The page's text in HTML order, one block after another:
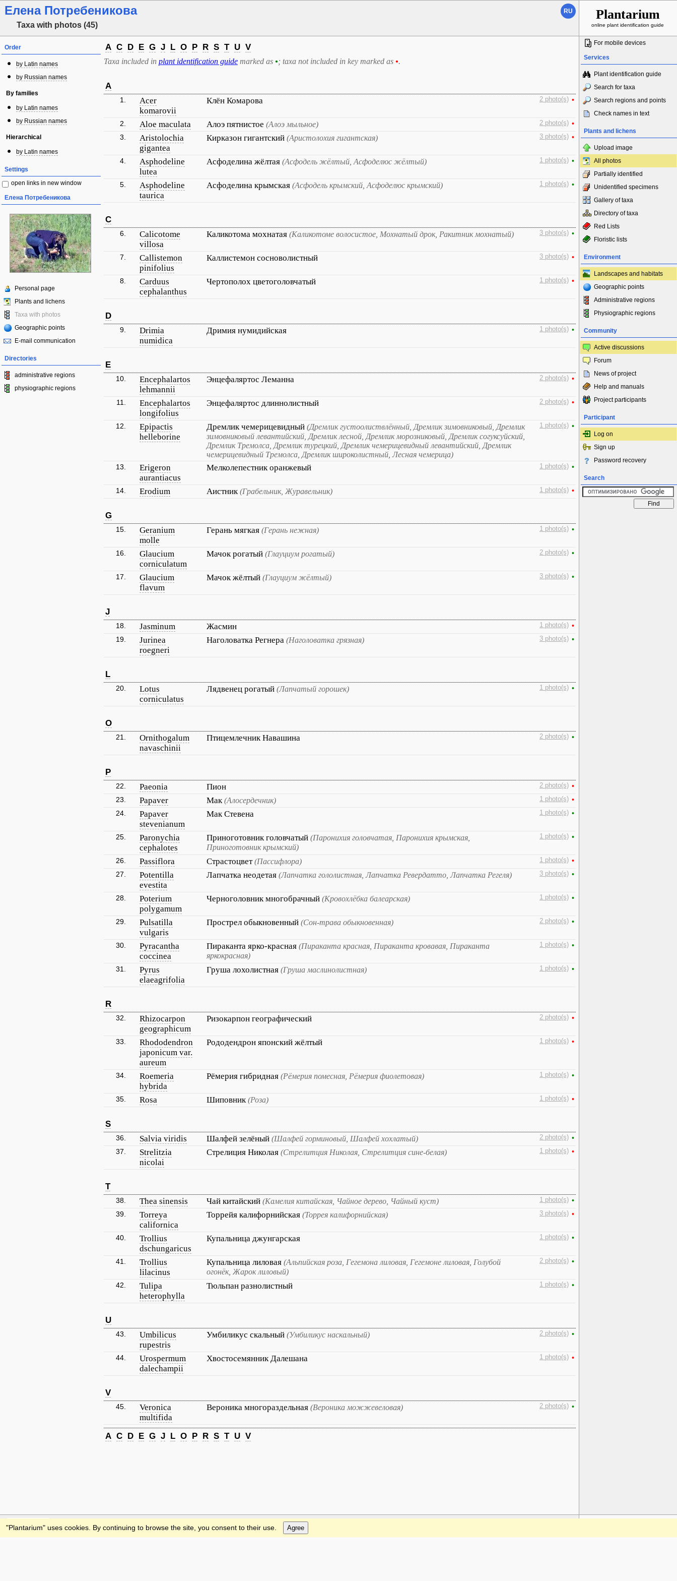
Елена Потребеникова
Taxa with photos (45)
RU Plantarium
online plant identification guide
Order
by Latin names
by Russian names
By families
by Latin names
by Russian names
Hierarchical
by Latin names
Settings
open links in new window
Елена Потребеникова
Personal page
Plants and lichens
Taxa with photos
Geographic points
E-mail communication
Directories
administrative regions
physiographic regions
A C D E G J L O P R S T U V
Taxa included in plant identification guide marked as •; taxa not included in key marked as •.
A
1.
Acer
komarovii
Клён Комарова 2 photo(s) •
2. Aloe maculata Алоэ пятнистое (Алоэ мыльное) 2 photo(s) •
3.
Aristolochia
gigantea
Кирказон гигантский (Аристолохия гигантская) 3 photo(s) •
4.
Asphodeline
lutea
Асфоделина жёлтая (Асфодель жёлтый, Асфоделюс жёлтый) 1 photo(s) •
5.
Asphodeline
taurica
Асфоделина крымская (Асфодель крымский, Асфоделюс крымский) 1 photo(s) •
C
6.
Calicotome
villosa
Каликотома мохнатая (Каликотоме волосистое, Мохнатый дрок, Ракитник мохнатый) 3 photo(s) •
7.
Callistemon
pinifolius
Каллистемон сосноволистный 3 photo(s) •
8.
Carduus
cephalanthus
Чертополох цветоголовчатый 1 photo(s) •
D
9.
Drimia
numidica
Дримия нумидийская 1 photo(s) •
E
10.
Encephalartos
lehmannii
Энцефаляртос Леманна 2 photo(s) •
11.
Encephalartos
longifolius
Энцефаляртос длиннолистный 2 photo(s) •
12.
Epipactis
helleborine
Дремлик чемерицевидный (Дремлик густоолиствлённый, Дремлик зимовниковый, Дремлик
зимовниковый левантийский, Дремлик лесной, Дремлик морозниковый, Дремлик согуксуйский,
Дремлик Тремолса, Дремлик турецкий, Дремлик чемерицевидный левантийский, Дремлик
чемерицевидный Тремолса, Дремлик широколистный, Лесная чемерица)
1 photo(s) •
13.
Erigeron
aurantiacus
Мелколепестник оранжевый 1 photo(s) •
14. Erodium Аистник(Грабельник, Журавельник) 1 photo(s) •
G
15.
Geranium
molle
Герань мягкая (Герань нежная) 1 photo(s) •
16.
Glaucium
corniculatum
Мачок рогатый (Глауциум рогатый) 2 photo(s) •
17.
Glaucium
flavum
Мачок жёлтый (Глауциум жёлтый) 3 photo(s) •
J
18. Jasminum Жасмин 1 photo(s) •
19.
Jurinea
roegneri
Наголоватка Регнера (Наголоватка грязная) 3 photo(s) •
L
20.
Lotus
corniculatus
Лядвенец рогатый (Лапчатый горошек) 1 photo(s) •
O
21.
Ornithogalum
navaschinii
Птицемлечник Навашина 2 photo(s) •
P
22. Paeonia Пион 2 photo(s) •
23.
Papaver Мак(Алосердечник) 1 photo(s) •
24.
Papaver
stevenianum
Мак Стевена 1 photo(s) •
25.
Paronychia
cephalotes
Приноготовник головчатый (Паронихия головчатая, Паронихия крымская,
Приноготовник крымский)
1 photo(s) •
26. Passiflora Страстоцвет(Пассифлора) 1 photo(s) •
27.
Potentilla
evestita
Лапчатка неодетая (Лапчатка гололистная, Лапчатка Ревердатто, Лапчатка Регеля) 3 photo(s) •
28.
Poterium
polygamum
Черноголовник многобрачный (Кровохлёбка балеарская) 1 photo(s) •
29.
Pulsatilla
vulgaris
Прострел обыкновенный (Сон-трава обыкновенная) 2 photo(s) •
30.
Pyracantha
coccinea
Пираканта ярко-красная (Пираканта красная, Пираканта кровавая, Пираканта
яркокрасная)
1 photo(s) •
31.
Pyrus
elaeagrifolia
Груша лохолистная (Груша маслинолистная) 1 photo(s) •
R
32.
Rhizocarpon
geographicum
Ризокарпон географический 2 photo(s) •
33.
Rhododendron
japonicum var.
aureum
Рододендрон японский жёлтый 1 photo(s) •
34.
Roemeria
hybrida
Рёмерия гибридная (Рёмерия помесная, Рёмерия фиолетовая) 1 photo(s) •
35. Rosa Шиповник(Роза) 1 photo(s) •
S
36. Salvia viridis Шалфей зелёный (Шалфей горминовый, Шалфей хохлатый) 2 photo(s) •
37.
Strelitzia
nicolai
Стрелиция Николая (Стрелитция Николая, Стрелитция сине-белая) 1 photo(s) •
T
38. Thea sinensis Чай китайский (Камелия китайская, Чайное дерево, Чайный куст) 1 photo(s) •
39.
Torreya
californica
Торрейя калифорнийская (Торрея калифорнийская) 3 photo(s) •
40.
Trollius
dschungaricus
Купальница джунгарская 1 photo(s) •
41.
Trollius
lilacinus
Купальница лиловая (Альпийская роза, Гегемона лиловая, Гегемоне лиловая, Голубой
огонёк, Жарок лиловый)
2 photo(s) •
42.
Tulipa
heterophylla
Тюльпан разнолистный 1 photo(s) •
U
43.
Umbilicus
rupestris
Умбиликус скальный (Умбиликус наскальный) 2 photo(s) •
44.
Urospermum
dalechampii
Хвостосемянник Далешана 1 photo(s) •
V
45.
Veronica
multifida
Вероника многораздельная (Вероника можжевеловая) 2 photo(s) •
A C D E G J L O P R S T U V
For mobile devices
Services
Plant identification guide
Search for taxa
Search regions and points
Check names in text
Plants and lichens
Upload image
All photos
Partially identified
Unidentified specimens
Gallery of taxa
Directory of taxa
Red Lists
Floristic lists
Environment
Landscapes and habitats
Geographic points
Administrative regions
Physiographic regions
Community
Active discussions
Forum
News of project
Help and manuals
Project participants
Participant
Log on
Sign up
Password recovery
Search
Feedback
"Plantarium" uses cookies. By continuing to browse the site, you consent to their use. Agree